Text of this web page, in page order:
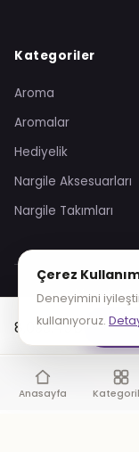
8,093.45₺
Kategoriler
Aroma
Aromalar
Hediyelik
Nargile Aksesuarları
Nargile Takımları
Mesafeli
KVKK
© 2026
Anasayfa
Çerez
Deneyimini
kullanıyoruz.